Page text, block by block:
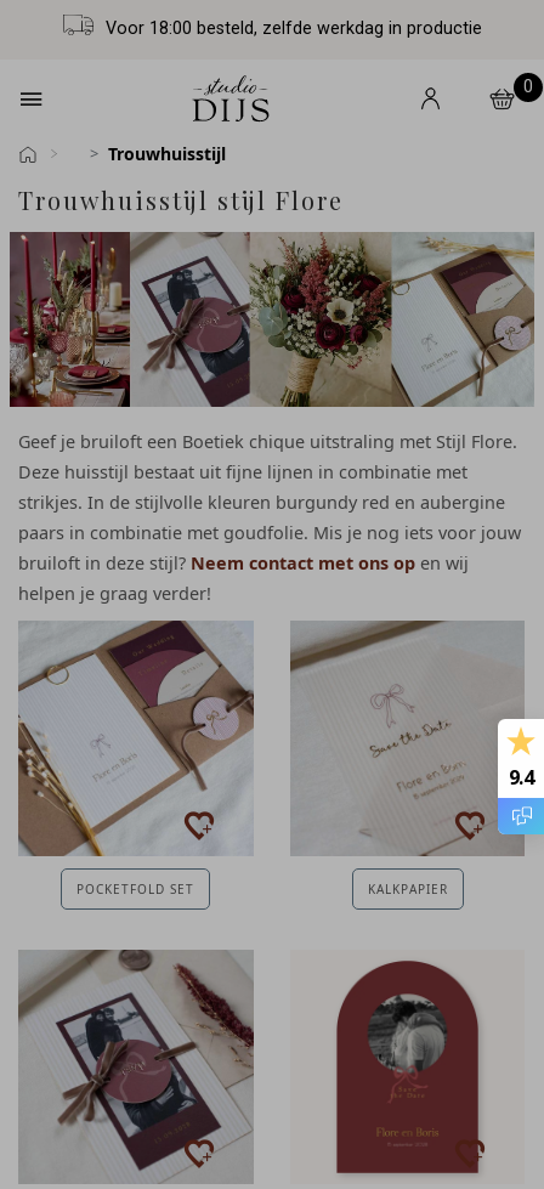
Voor 18:00 besteld, zelfde werkdag in productie
0
Trouwhuisstijl
Trouwhuisstijl stijl Flore
Geef je bruiloft een Boetiek chique uitstraling met Stijl Flore.
Deze huisstijl bestaat uit fijne lijnen in combinatie met
strikjes. In de stijlvolle kleuren burgundy red en aubergine
paars in combinatie met goudfolie. Mis je nog iets voor jouw
bruiloft in deze stijl? Neem contact met ons op en wij
helpen je graag verder!
POCKETFOLD SET KALKPAPIER
9.4